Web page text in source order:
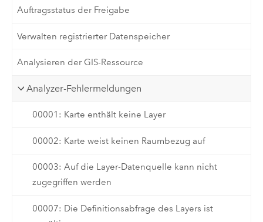
Auftragsstatus der Freigabe
Verwalten registrierter Datenspeicher
Analysieren der GIS-Ressource
Analyzer-Fehlermeldungen
00001: Karte enthält keine Layer
00002: Karte weist keinen Raumbezug auf
00003: Auf die Layer-Datenquelle kann nicht
zugegriffen werden
00007: Die Definitionsabfrage des Layers ist